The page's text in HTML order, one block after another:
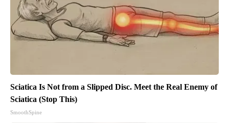
Sciatica Is Not from a Slipped Disc. Meet the Real Enemy of
Sciatica (Stop This)
SmoothSpine